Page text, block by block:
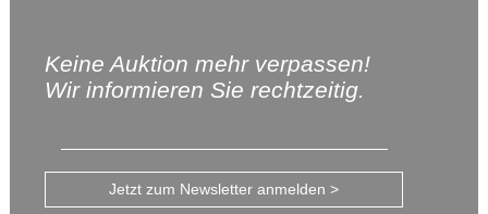
Keine Auktion mehr verpassen!
Wir informieren Sie rechtzeitig.
Jetzt zum Newsletter anmelden >